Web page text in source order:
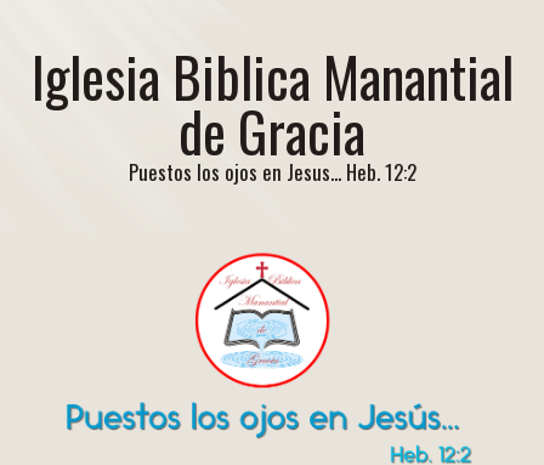
Iglesia Biblica Manantial
de Gracia
Puestos los ojos en Jesus... Heb. 12:2